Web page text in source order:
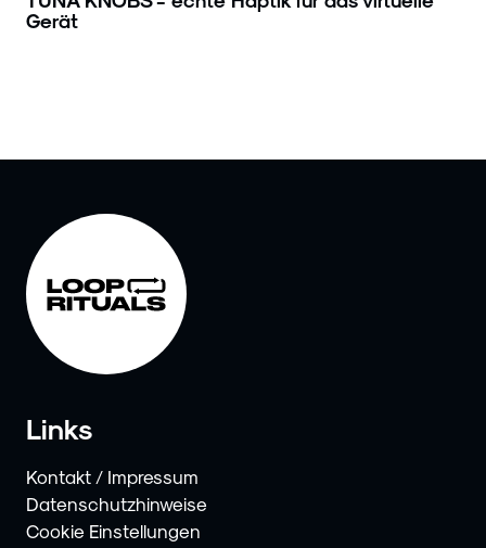
Gerät
Links
Kontakt / Impressum
Datenschutzhinweise
Cookie Einstellungen